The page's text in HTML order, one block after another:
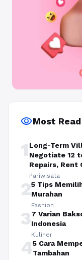
visibilityMost Read
1 Long-Term
Negotiate 12
Repairs, Rent
Pariwisata
25 Tips
Murahan
Fashion
37 Varian
Indonesia
Kuliner
45 Cara
Tambahan